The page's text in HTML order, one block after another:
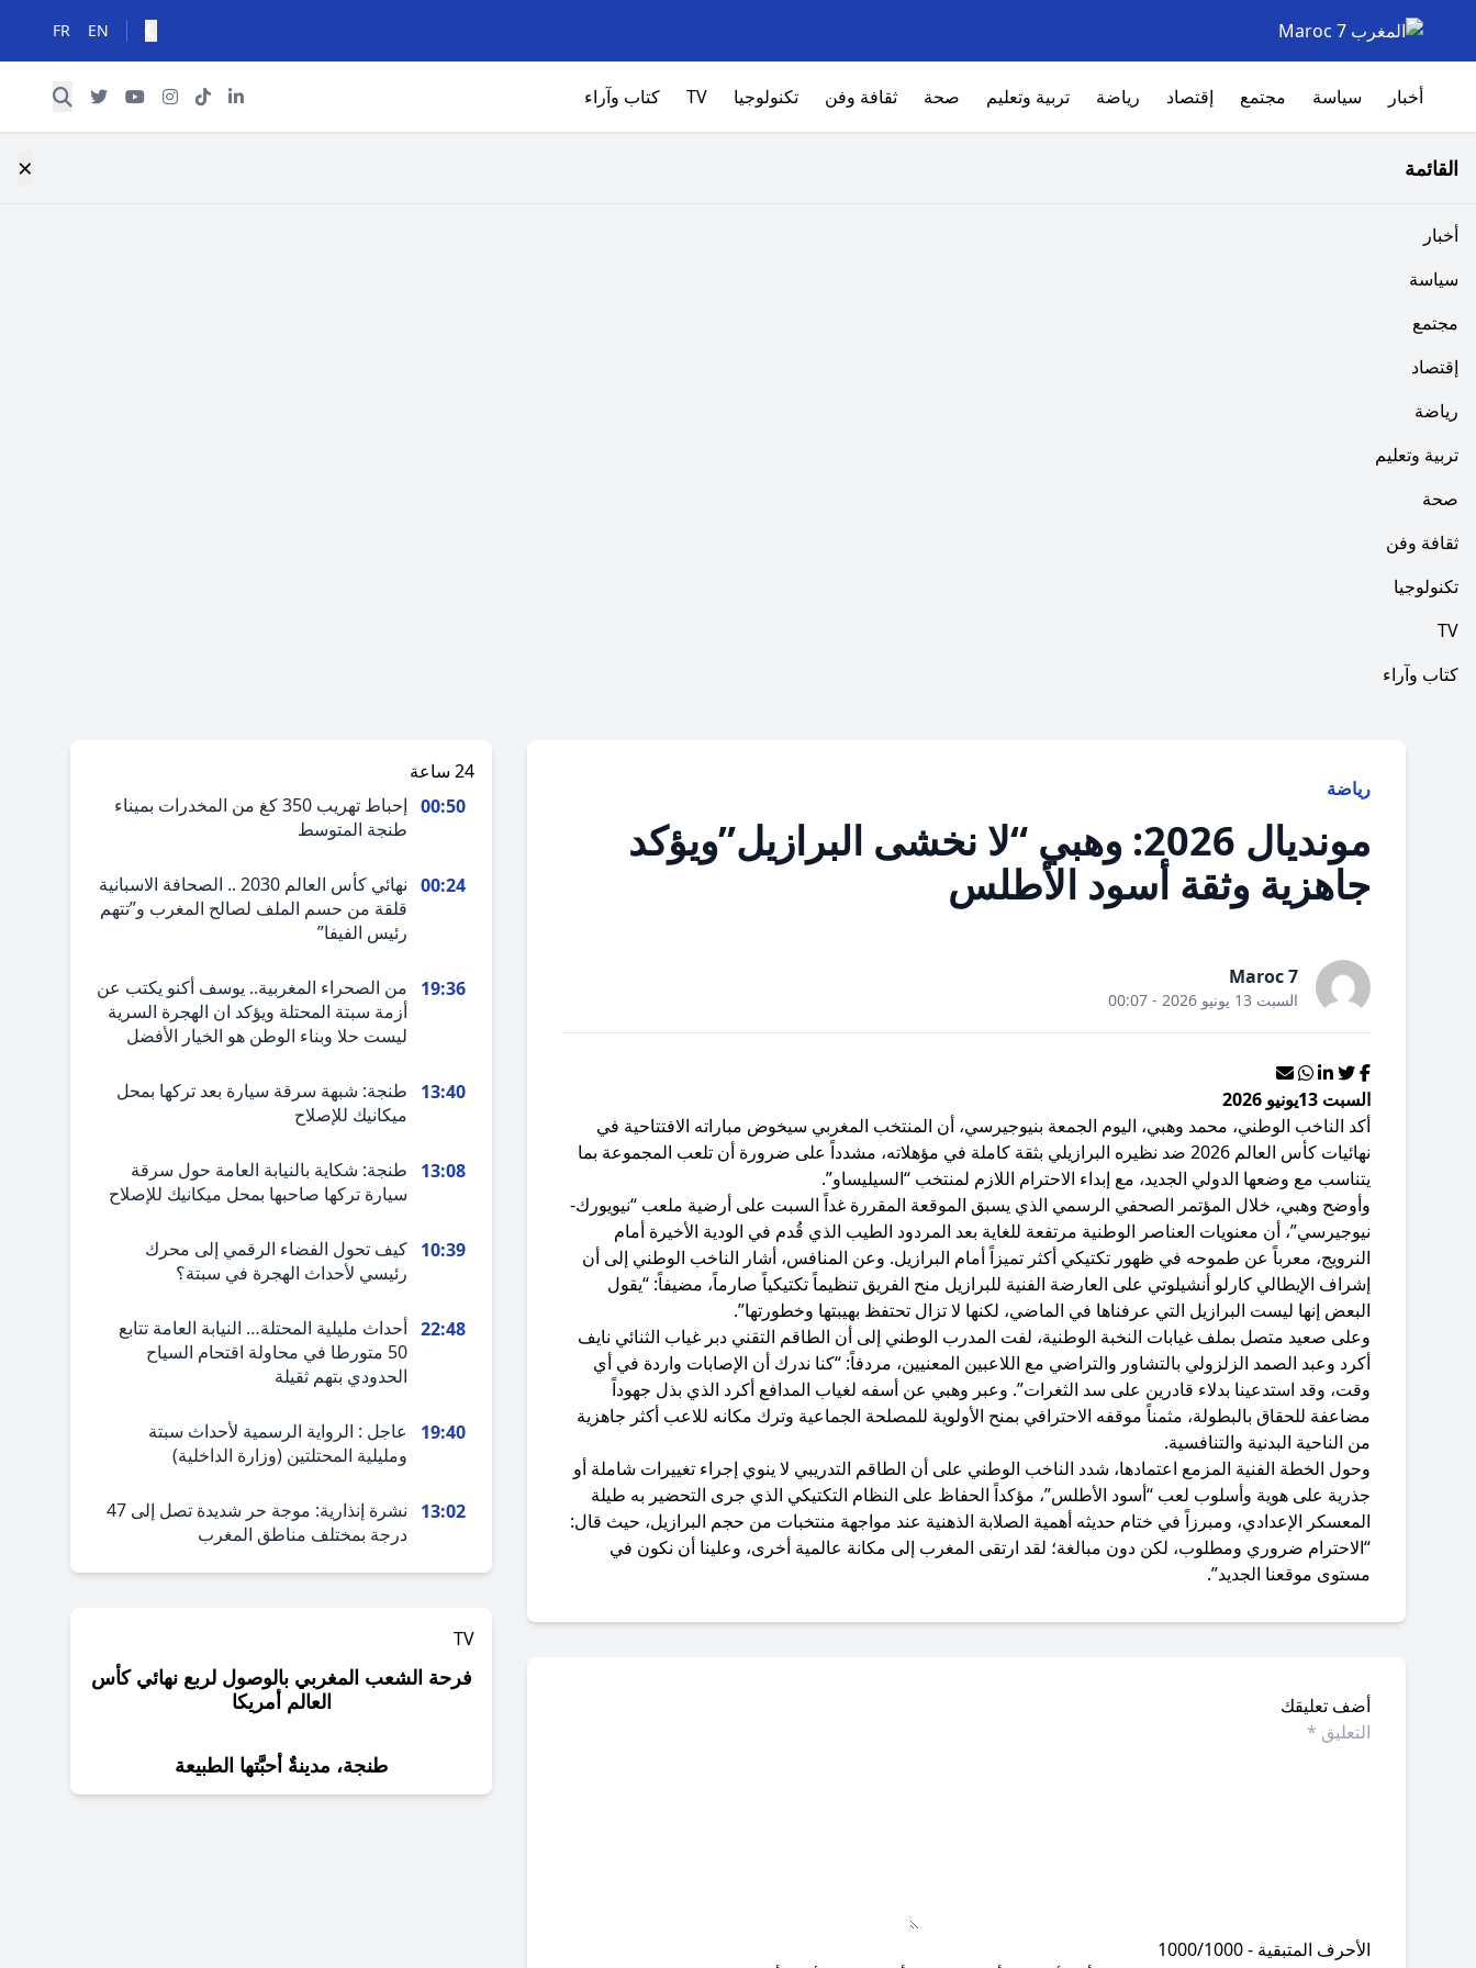
EN
FR
أخبار سياسة مجتمع إقتصاد رياضة تربية وتعليم صحة ثقافة وفن تكنولوجيا TV كتاب وآراء
القائمة ×
أخبار
سياسة
مجتمع
إقتصاد
رياضة
تربية وتعليم
صحة
ثقافة وفن
تكنولوجيا
TV
كتاب وآراء
رياضة
مونديال 2026: وهبي “لا نخشى البرازيل”ويؤكد
جاهزية وثقة أسود الأطلس
Maroc 7
السبت 13 يونيو 2026 - 00:07
السبت 13يونيو 2026
​أكد الناخب الوطني، محمد وهبي، اليوم الجمعة بنيوجيرسي، أن المنتخب المغربي سيخوض مباراته الافتتاحية في
نهائيات كأس العالم 2026 ضد نظيره البرازيلي بثقة كاملة في مؤهلاته، مشدداً على ضرورة أن تلعب المجموعة بما
يتناسب مع وضعها الدولي الجديد، مع إبداء الاحترام اللازم لمنتخب “السيليساو”.
​وأوضح وهبي، خلال المؤتمر الصحفي الرسمي الذي يسبق الموقعة المقررة غداً السبت على أرضية ملعب “نيويورك-
نيوجيرسي”، أن معنويات العناصر الوطنية مرتفعة للغاية بعد المردود الطيب الذي قُدم في الودية الأخيرة أمام
النرويج، معرباً عن طموحه في ظهور تكتيكي أكثر تميزاً أمام البرازيل. وعن المنافس، أشار الناخب الوطني إلى أن
إشراف الإيطالي كارلو أنشيلوتي على العارضة الفنية للبرازيل منح الفريق تنظيماً تكتيكياً صارماً، مضيفاً: “يقول
البعض إنها ليست البرازيل التي عرفناها في الماضي، لكنها لا تزال تحتفظ بهيبتها وخطورتها”.
​وعلى صعيد متصل بملف غيابات النخبة الوطنية، لفت المدرب الوطني إلى أن الطاقم التقني دبر غياب الثنائي نايف
أكرد وعبد الصمد الزلزولي بالتشاور والتراضي مع اللاعبين المعنيين، مردفاً: “كنا ندرك أن الإصابات واردة في أي
وقت، وقد استدعينا بدلاء قادرين على سد الثغرات”. وعبر وهبي عن أسفه لغياب المدافع أكرد الذي بذل جهوداً
مضاعفة للحقاق بالبطولة، مثمناً موقفه الاحترافي بمنح الأولوية للمصلحة الجماعية وترك مكانه للاعب أكثر جاهزية
من الناحية البدنية والتنافسية.
​وحول الخطة الفنية المزمع اعتمادها، شدد الناخب الوطني على أن الطاقم التدريبي لا ينوي إجراء تغييرات شاملة أو
جذرية على هوية وأسلوب لعب “أسود الأطلس”، مؤكداً الحفاظ على النظام التكتيكي الذي جرى التحضير به طيلة
المعسكر الإعدادي، ومبرزاً في ختام حديثه أهمية الصلابة الذهنية عند مواجهة منتخبات من حجم البرازيل، حيث قال:
“الاحترام ضروري ومطلوب، لكن دون مبالغة؛ لقد ارتقى المغرب إلى مكانة عالمية أخرى، وعلينا أن نكون في
مستوى موقعنا الجديد”.
أضف تعليقك
الأحرف المتبقية - 1000/1000
24 ساعة
00:50
إحباط تهريب 350 كغ من المخدرات بميناء
طنجة المتوسط
00:24
نهائي كأس العالم 2030 .. الصحافة الاسبانية
قلقة من حسم الملف لصالح المغرب و”تتهم
رئيس الفيفا”
19:36
من الصحراء المغربية.. يوسف أكنو يكتب عن
أزمة سبتة المحتلة ويؤكد ان الهجرة السرية
ليست حلا وبناء الوطن هو الخيار الأفضل
13:40
طنجة: شبهة سرقة سيارة بعد تركها بمحل
ميكانيك للإصلاح
13:08
طنجة: شكاية بالنيابة العامة حول سرقة
سيارة تركها صاحبها بمحل ميكانيك للإصلاح
10:39 كيف تحول الفضاء الرقمي إلى محرك
رئيسي لأحداث الهجرة في سبتة؟
22:48 أحداث مليلية المحتلة… النيابة العامة تتابع
50 متورطا في محاولة اقتحام السياح
الحدودي بتهم ثقيلة
19:40
عاجل : الرواية الرسمية لأحداث سبتة
ومليلية المحتلتين (وزارة الداخلية)
13:02
نشرة إنذارية: موجة حر شديدة تصل إلى 47
درجة بمختلف مناطق المغرب
TV
فرحة الشعب المغربي بالوصول لربع نهائي كأس
العالم أمريكا
طنجة، مدينةٌ أحبَّتها الطبيعة